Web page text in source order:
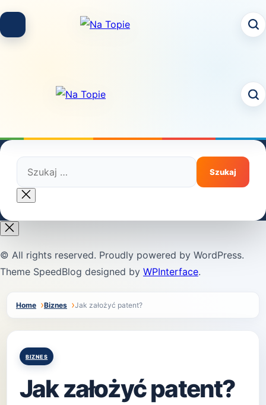
content
Szukaj:
Close
search
© All rights reserved. Proudly powered by WordPress.
Theme SpeedBlog designed by WPInterface.
Home Biznes Jak założyć patent?
Posted
BIZNES
Jak założyć patent?